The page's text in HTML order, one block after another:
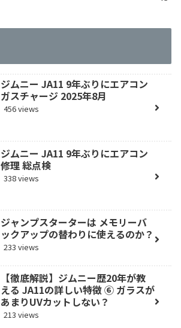
ジムニー JA11 9年ぶりにエアコン
ガスチャージ 2025年8月
456 views
ジムニー JA11 9年ぶりにエアコン
修理 総点検
338 views
ジャンプスターターは メモリーバ
ックアップの替わりに使えるのか？
233 views
【徹底解説】ジムニー歴20年が教
える JA11の詳しい特徴 ⑥ ガラスが
あまりUVカットしない？
213 views